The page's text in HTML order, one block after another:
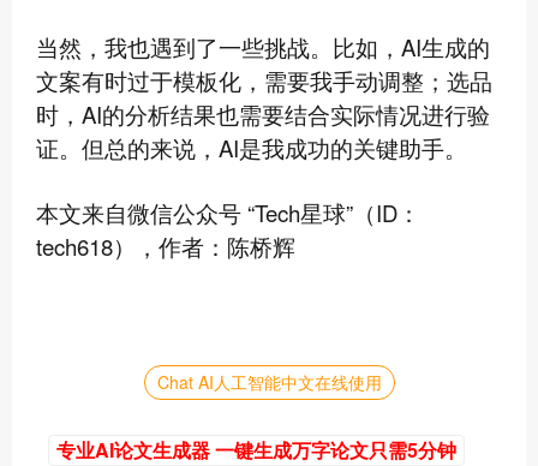
当然，我也遇到了一些挑战。比如，AI生成的
文案有时过于模板化，需要我手动调整；选品
时，AI的分析结果也需要结合实际情况进行验
证。但总的来说，AI是我成功的关键助手。
本文来自微信公众号 “Tech星球”（ID：
tech618），作者：陈桥辉
Chat AI人工智能中文在线使用
专业AI论文生成器 一键生成万字论文只需5分钟